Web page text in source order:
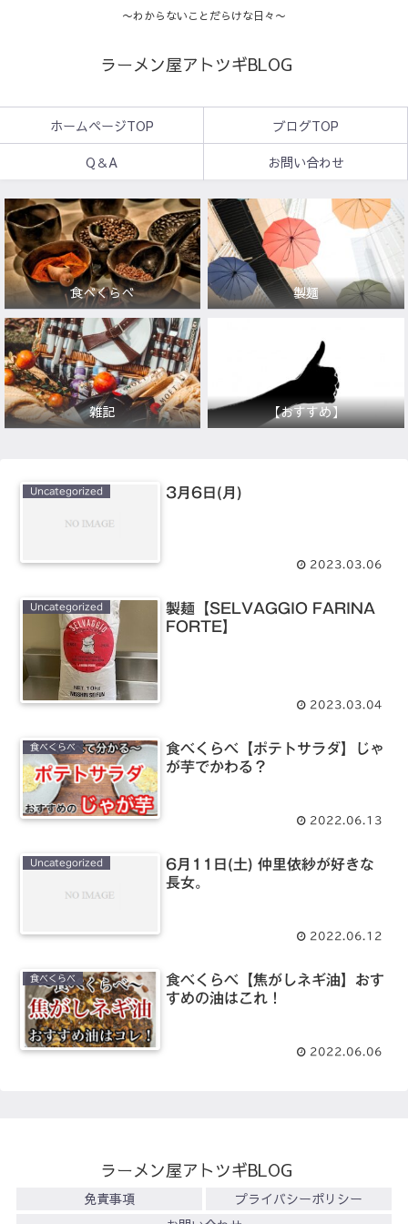
〜わからないことだらけな日々〜
ラーメン屋アトツギBLOG
ホームページTOP
ブログTOP
Q＆A
お問い合わせ
食べくらべ 製麺
雑記 【おすすめ】
Uncategorized 3月6日(月)
2023.03.06
Uncategorized
製麺【SELVAGGIO FARINA
FORTE】
2023.03.04
食べくらべ
食べくらべ【ポテトサラダ】じゃ
が芋でかわる？
2022.06.13
Uncategorized
6月11日(土) 仲里依紗が好きな
長女。
2022.06.12
食べくらべ
食べくらべ【焦がしネギ油】おす
すめの油はこれ！
2022.06.06
ラーメン屋アトツギBLOG
免責事項
プライバシーポリシー